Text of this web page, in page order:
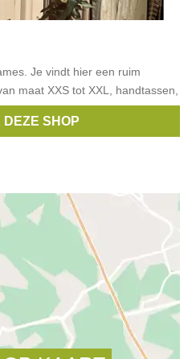
Je vindt hier een ruim
maat XXS tot XXL, handtassen,
,Xandres,
DEZE SHOP